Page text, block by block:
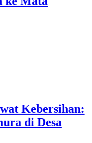
Kebersihan:
di Desa